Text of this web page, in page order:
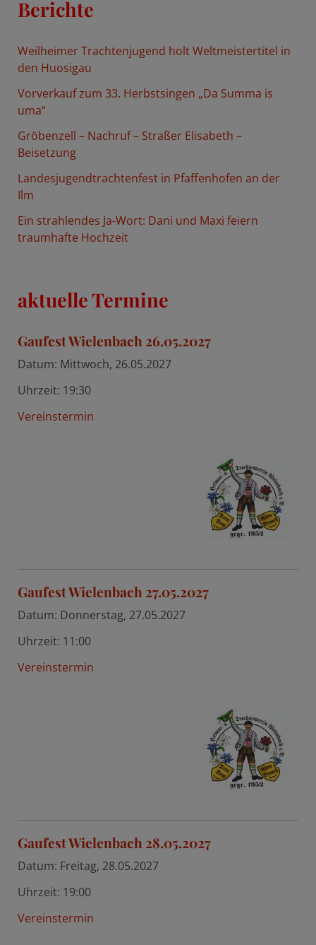
e
n
:
Berichte
Weilheimer Trachtenjugend holt Weltmeistertitel in
den Huosigau
Vorverkauf zum 33. Herbstsingen „Da Summa is
uma“
Gröbenzell – Nachruf – Straßer Elisabeth –
Beisetzung
Landesjugendtrachtenfest in Pfaffenhofen an der
Ilm
Ein strahlendes Ja-Wort: Dani und Maxi feiern
traumhafte Hochzeit
aktuelle Termine
Gaufest Wielenbach 26.05.2027
Datum: Mittwoch, 26.05.2027
Uhrzeit: 19:30
Vereinstermin
Gaufest Wielenbach 27.05.2027
Datum: Donnerstag, 27.05.2027
Uhrzeit: 11:00
Vereinstermin
Gaufest Wielenbach 28.05.2027
Datum: Freitag, 28.05.2027
Uhrzeit: 19:00
Vereinstermin